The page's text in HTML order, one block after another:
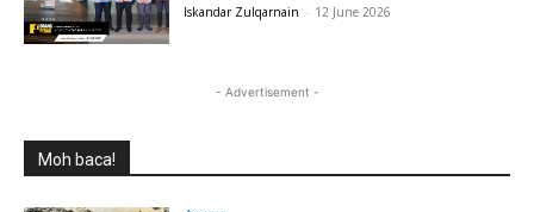
Iskandar Zulqarnain - 12 June 2026
- Advertisement -
Moh baca!